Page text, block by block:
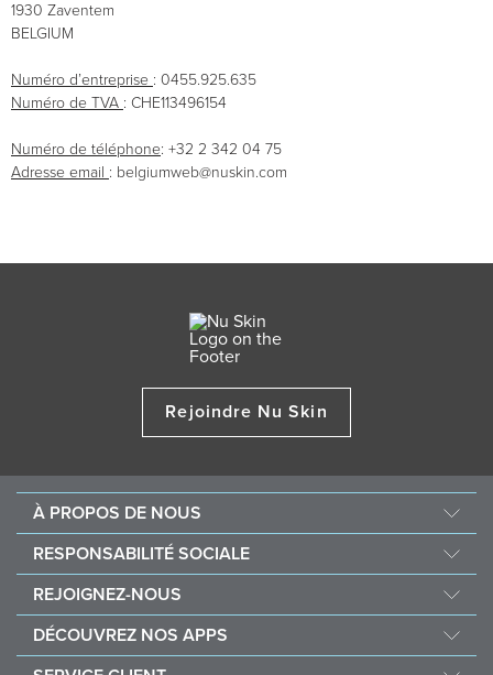
1930 Zaventem
BELGIUM
Numéro d’entreprise : 0455.925.635
Numéro de TVA : CHE113496154
Numéro de téléphone: +32 2 342 04 75
Adresse email : belgiumweb@nuskin.com
Rejoindre Nu Skin
À PROPOS DE NOUS
Au sujet de Nu Skin
Offres d’emploi
One Global Voice
RESPONSABILITÉ SOCIALE
Force for Good
Acheter et faire un don Vitameal
REJOIGNEZ-NOUS
Pourquoi Nu Skin
Récompenses financières
DÉCOUVREZ NOS APPS